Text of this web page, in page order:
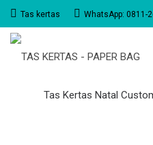
Tas kertas WhatsApp: 0811-
Tas Kertas Natal